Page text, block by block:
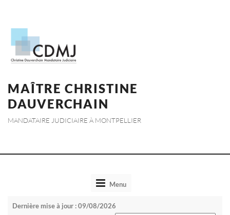
MAÎTRE CHRISTINE
DAUVERCHAIN
MANDATAIRE JUDICIAIRE À MONTPELLIER
ToggleMenu
Dernière mise à jour : 09/08/2026